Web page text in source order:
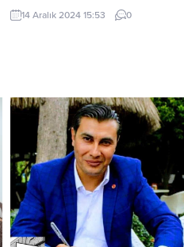
türkünün adı şiirdi… Yazarının adı
da şair! Derdim ki: “Şair olunmaz be
14 Aralık 2024 15:53 0